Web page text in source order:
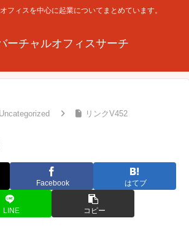
フィスを中心に起業についてまとめています。
ーチャルオフィスサーチ
Uncategorized リンクV452
Facebook はてブ
LINE コピー